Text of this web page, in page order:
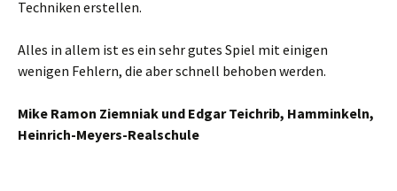
Techniken erstellen.
Alles in allem ist es ein sehr gutes Spiel mit einigen
wenigen Fehlern, die aber schnell behoben werden.
Mike Ramon Ziemniak und Edgar Teichrib, Hamminkeln,
Heinrich-Meyers-Realschule